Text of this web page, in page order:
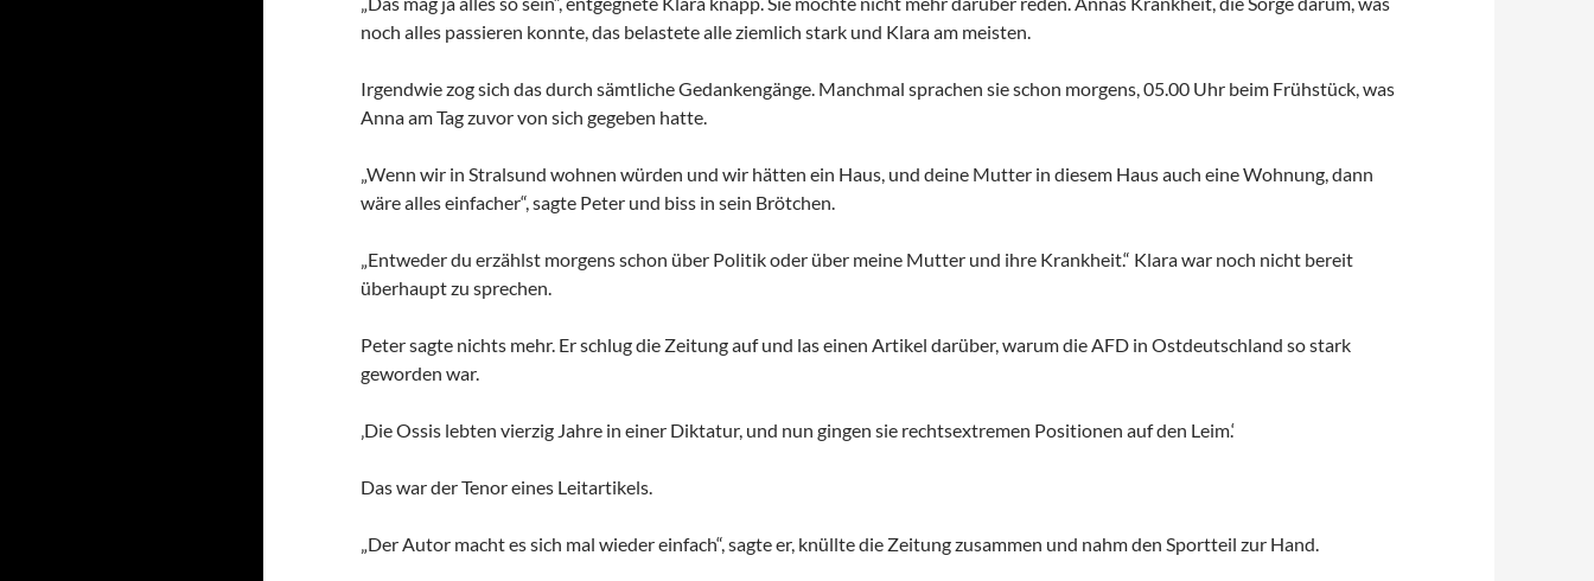
noch alles passieren konnte, das belastete alle ziemlich stark und Klara am meisten.
Irgendwie zog sich das durch sämtliche Gedankengänge. Manchmal sprachen sie schon morgens, 05.00 Uhr beim Frühstück, was
Anna am Tag zuvor von sich gegeben hatte.
„Wenn wir in Stralsund wohnen würden und wir hätten ein Haus, und deine Mutter in diesem Haus auch eine Wohnung, dann
wäre alles einfacher“, sagte Peter und biss in sein Brötchen.
„Entweder du erzählst morgens schon über Politik oder über meine Mutter und ihre Krankheit.“ Klara war noch nicht bereit
überhaupt zu sprechen.
Peter sagte nichts mehr. Er schlug die Zeitung auf und las einen Artikel darüber, warum die AFD in Ostdeutschland so stark
geworden war.
‚Die Ossis lebten vierzig Jahre in einer Diktatur, und nun gingen sie rechtsextremen Positionen auf den Leim.‘
Das war der Tenor eines Leitartikels.
„Der Autor macht es sich mal wieder einfach“, sagte er, knüllte die Zeitung zusammen und nahm den Sportteil zur Hand.